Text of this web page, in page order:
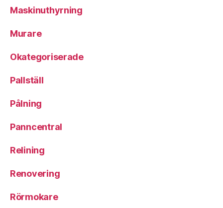
Maskinuthyrning
Murare
Okategoriserade
Pallställ
Pålning
Panncentral
Relining
Renovering
Rörmokare